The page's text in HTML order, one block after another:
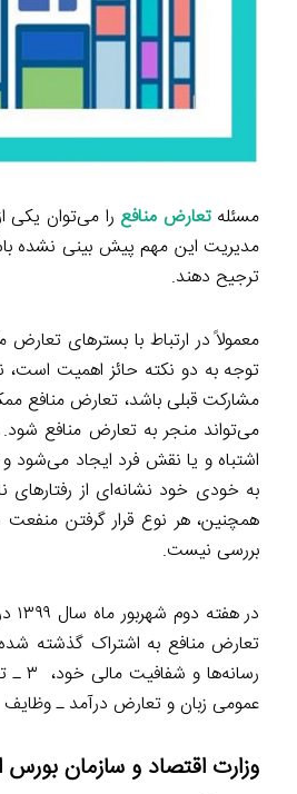
مسئلهتعارض منافع را می‌توان یکی
مدیریت این مهم پیش بینی نشده
ترجیح دهند.
معمولاً در ارتباط با بسترهای
توجه به دو نکته حائز اهمیت
مشارکت قبلی باشد، تعارض منافع
می‌تواند منجر به تعارض منافع
اشتباه و یا نقش فرد ایجاد می‌شود
به خودی خود نشانه‌ای از
همچنین، هر نوع قرار گرفتن منفعت
بررسی نیست.
عمومی زبان و تعارض درآمد ـ وظایف
وزارت اقتصاد و سازمان بورس